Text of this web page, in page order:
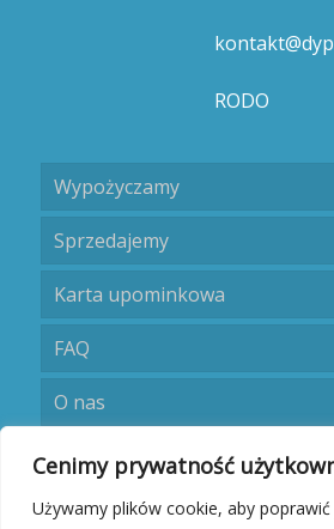
Cenimy prywatność
Używamy plików cookie, aby
RODO
Wypożyczamy
Sprzedajemy
Karta upominkowa
FAQ
O nas
Umów się
Kontakt